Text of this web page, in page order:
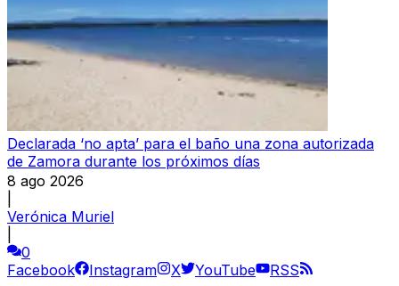
Declarada ‘no apta’ para el baño una zona autorizada
de Zamora durante los próximos días
8 ago 2026
Verónica Muriel
0
Facebook
Instagram X YouTube
RSS